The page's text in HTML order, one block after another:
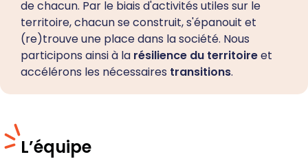
de chacun. Par le biais d'activités utiles sur le
territoire, chacun se construit, s'épanouit et
(re)trouve une place dans la société. Nous
participons ainsi à la résilience du territoireet
accélérons les nécessaires transitions.
L’équipe